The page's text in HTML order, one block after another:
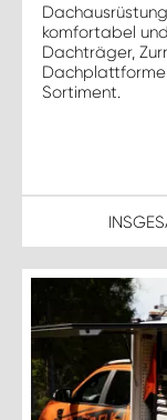
komfortabel
Dachträger,
Sortiment.